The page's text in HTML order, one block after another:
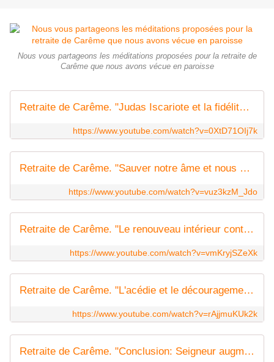
Nous vous partageons les méditations proposées pour la retraite de
Carême que nous avons vécue en paroisse
Retraite de Carême. "Judas Iscariote et la fidélité à Christ" (P. Silvio Moreno)
https://www.youtube.com/watch?v=0XtD71OIj7k
Retraite de Carême. "Sauver notre âme et nous convertir" (P. Silvio Moreno)
https://www.youtube.com/watch?v=vuz3kzM_Jdo
Retraite de Carême. "Le renouveau intérieur contre la médiocrité" (P. Silvio Moreno)
https://www.youtube.com/watch?v=vmKryjSZeXk
Retraite de Carême. "L'acédie et le découragement spirituel" (P. Silvio Moreno)
https://www.youtube.com/watch?v=rAjjmuKUk2k
Retraite de Carême. "Conclusion: Seigneur augmente notre foi!" (P. Silvio Moreno)